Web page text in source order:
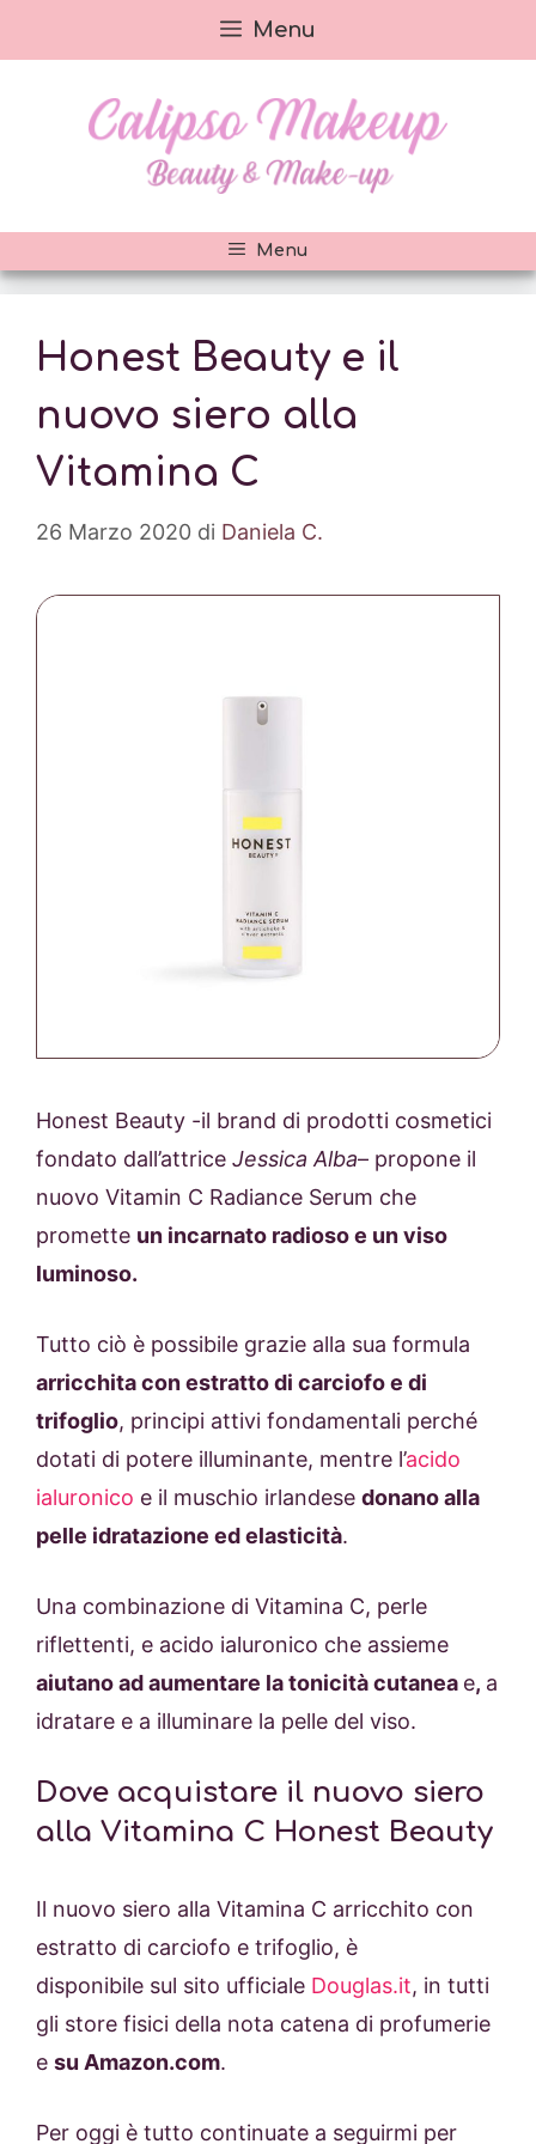
al
Menu
Menu
Honest Beauty e il
nuovo siero alla
Vitamina C
26 Marzo 2020 di Daniela C.
Honest Beauty -il brand di prodotti cosmetici
fondato dall’attrice Jessica Alba– propone il
nuovo Vitamin C Radiance Serum che
promette un incarnato radioso e un viso
luminoso.
Tutto ciò è possibile grazie alla sua formula
arricchita con estratto di carciofo e di
trifoglio, principi attivi fondamentali perché
dotati di potere illuminante, mentre l’acido
ialuronico e il muschio irlandese donano alla
pelle idratazione ed elasticità.
Una combinazione di Vitamina C, perle
riflettenti, e acido ialuronico che assieme
aiutano ad aumentare la tonicità cutanea e, a
idratare e a illuminare la pelle del viso.
Dove acquistare il nuovo siero
alla Vitamina C Honest Beauty
Il nuovo siero alla Vitamina C arricchito con
estratto di carciofo e trifoglio, è
disponibile sul sito ufficiale Douglas.it, in tutti
gli store fisici della nota catena di profumerie
e su Amazon.com.
Per oggi è tutto continuate a seguirmi per